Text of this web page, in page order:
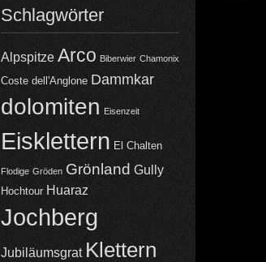
Schlagwörter
Alpspitze Arco Biberwier Chamonix
Coste dell'Anglone Dammkar
dolomiten Eisenzeit
Eisklettern El Chalten
Flodige Gröden Grönland Gully
Hochtour Huaraz
Jochberg
Jubiläumsgrat Klettern